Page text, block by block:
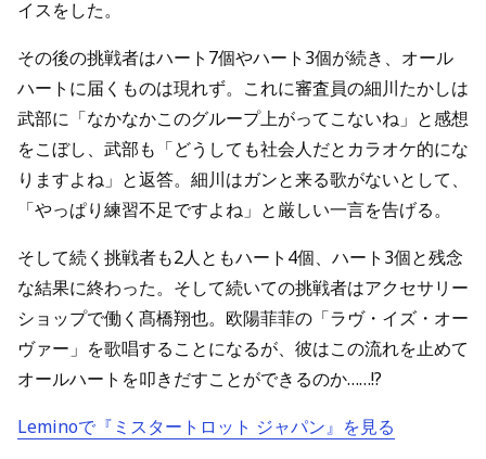
イスをした。
その後の挑戦者はハート7個やハート3個が続き、オール
ハートに届くものは現れず。これに審査員の細川たかしは
武部に「なかなかこのグループ上がってこないね」と感想
をこぼし、武部も「どうしても社会人だとカラオケ的にな
りますよね」と返答。細川はガンと来る歌がないとして、
「やっぱり練習不足ですよね」と厳しい一言を告げる。
そして続く挑戦者も2人ともハート4個、ハート3個と残念
な結果に終わった。そして続いての挑戦者はアクセサリー
ショップで働く髙橋翔也。欧陽菲菲の「ラヴ・イズ・オー
ヴァー」を歌唱することになるが、彼はこの流れを止めて
オールハートを叩きだすことができるのか……!?
Leminoで『ミスタートロット ジャパン』を見る